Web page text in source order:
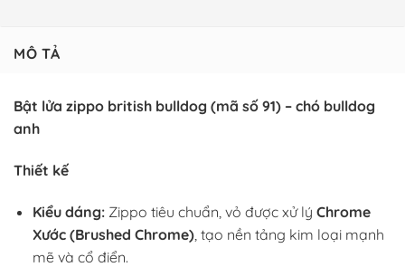
MÔ TẢ
Bật lửa zippo british bulldog (mã số 91) – chó bulldog
anh
Thiết kế
Kiểu dáng:Zippo tiêu chuẩn, vỏ được xử lý Chrome
Xước (Brushed Chrome), tạo nền tảng kim loại mạnh
mẽ và cổ điển.